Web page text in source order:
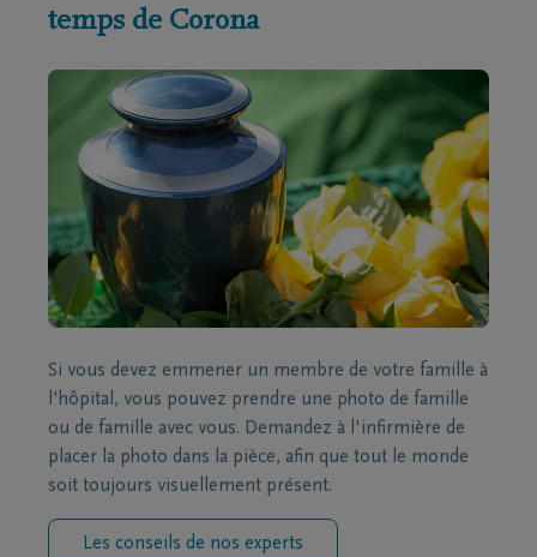
temps de Corona
Si vous devez emmener un membre de votre famille à
l'hôpital, vous pouvez prendre une photo de famille
ou de famille avec vous. Demandez à l'infirmière de
placer la photo dans la pièce, afin que tout le monde
soit toujours visuellement présent.
Les conseils de nos experts